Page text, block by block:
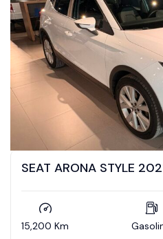
SEAT ARONA STYLE
15,200 Km